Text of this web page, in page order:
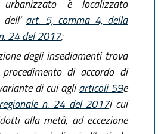
è localizzato
dell’ art. 5, comma 4, della
24 del 2017;
degli insediamenti trova
di accordo di
di cui agliarticoli 59e
n. 24 del 2017i cui
alla metà, ad eccezione